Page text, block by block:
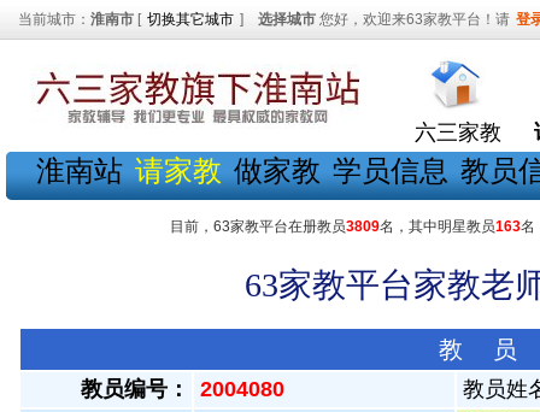
当前城市： 淮南市 [ 切换其它城市 ] 选择城市 您好，欢迎来63家教平台！请 登
六三家教
淮南站 请家教 做家教 学员信息 教员
目前，63家教平台在册教员3809名，其中明星教员163名
63家教平台家教老
教 员
教员编号： 2004080 教员姓